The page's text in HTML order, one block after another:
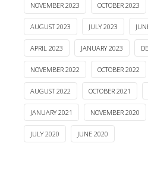
NOVEMBER 2023 OCTOBER 2023
AUGUST 2023 JULY 2023
APRIL 2023 JANUARY 2023
NOVEMBER 2022 OCTOBER 2022
AUGUST 2022 OCTOBER 2021
JANUARY 2021 NOVEMBER 2020
JULY 2020 JUNE 2020